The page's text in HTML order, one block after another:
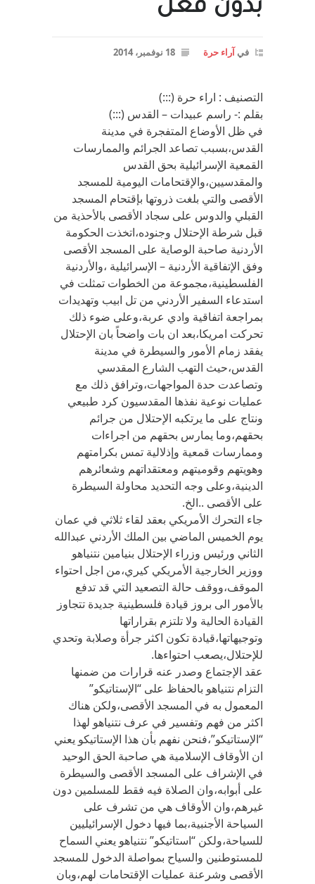
بدون فعل
فيآراء حرة 18 نوفمبر، 2014
التصنيف : اراء حرة (:::)
بقلم :- راسم عبيدات – القدس (:::)
في ظل الأوضاع المتفجرة في مدينة
القدس،بسبب تصاعد الجرائم والممارسات
القمعية الإسرائيلية بحق القدس
والمقدسيين،والإقتحامات اليومية للمسجد
الأقصى والتي بلغت ذروتها بإقتحام المسجد
القبلي والدوس على سجاد الأقصى بالأحذية من
قبل شرطة الإحتلال وجنوده،اتخذت الحكومة
الأردنية صاحبة الوصاية على المسجد الأقصى
وفق الإتفاقية الأردنية – الإسرائيلية ،والأردنية
الفلسطينية،مجموعة من الخطوات تمثلت في
استدعاء السفير الأردني من تل ابيب وتهديدات
بمراجعة اتفاقية وادي عربة،وعلى ضوء ذلك
تحركت امريكا،بعد ان بات واضحاً بان الإحتلال
يفقد زمام الأمور والسيطرة في مدينة
القدس،حيث التهب الشارع المقدسي
وتصاعدت حدة المواجهات،وترافق ذلك مع
عمليات نوعية نفذها المقدسيون كرد طبيعي
ونتاج على ما يرتكبه الإحتلال من جرائم
بحقهم،وما يمارس بحقهم من اجراءات
وممارسات قمعية وإذلالية تمس بكرامتهم
وهويتهم وقوميتهم ومعتقداتهم وشعائرهم
الدينية،وعلى وجه التحديد محاولة السيطرة
على الأقصى ..الخ.
جاء التحرك الأمريكي بعقد لقاء ثلاثي في عمان
يوم الخميس الماضي بين الملك الأردني عبدالله
الثاني ورئيس وزراء الإحتلال بنيامين نتنياهو
ووزير الخارجية الأمريكي كيري،من اجل احتواء
الموقف،ووقف حالة التصعيد التي قد تدفع
بالأمور الى بروز قيادة فلسطينية جديدة تتجاوز
القيادة الحالية ولا تلتزم بقراراتها
وتوجيهاتها،قيادة تكون اكثر جرأة وصلابة وتحدي
للإحتلال،يصعب احتواءها.
عقد الإجتماع وصدر عنه قرارات من ضمنها
التزام نتنياهو بالحفاظ على “الإستاتيكو”
المعمول به في المسجد الأقصى،ولكن هناك
اكثر من فهم وتفسير في عرف نتنياهو لهذا
“الإستاتيكو”،فنحن نفهم بأن هذا الإستاتيكو يعني
ان الأوقاف الإسلامية هي صاحبة الحق الوحيد
في الإشراف على المسجد الأقصى والسيطرة
على أبوابه،وان الصلاة فيه فقط للمسلمين دون
غيرهم،وان الأوقاف هي من تشرف على
السياحة الأجنبية،بما فيها دخول الإسرائيليين
للسياحة،ولكن “استاتيكو” نتنياهو يعني السماح
للمستوطنين والسياح بمواصلة الدخول للمسجد
الأقصى وشرعنة عمليات الإقتحامات لهم،وبان